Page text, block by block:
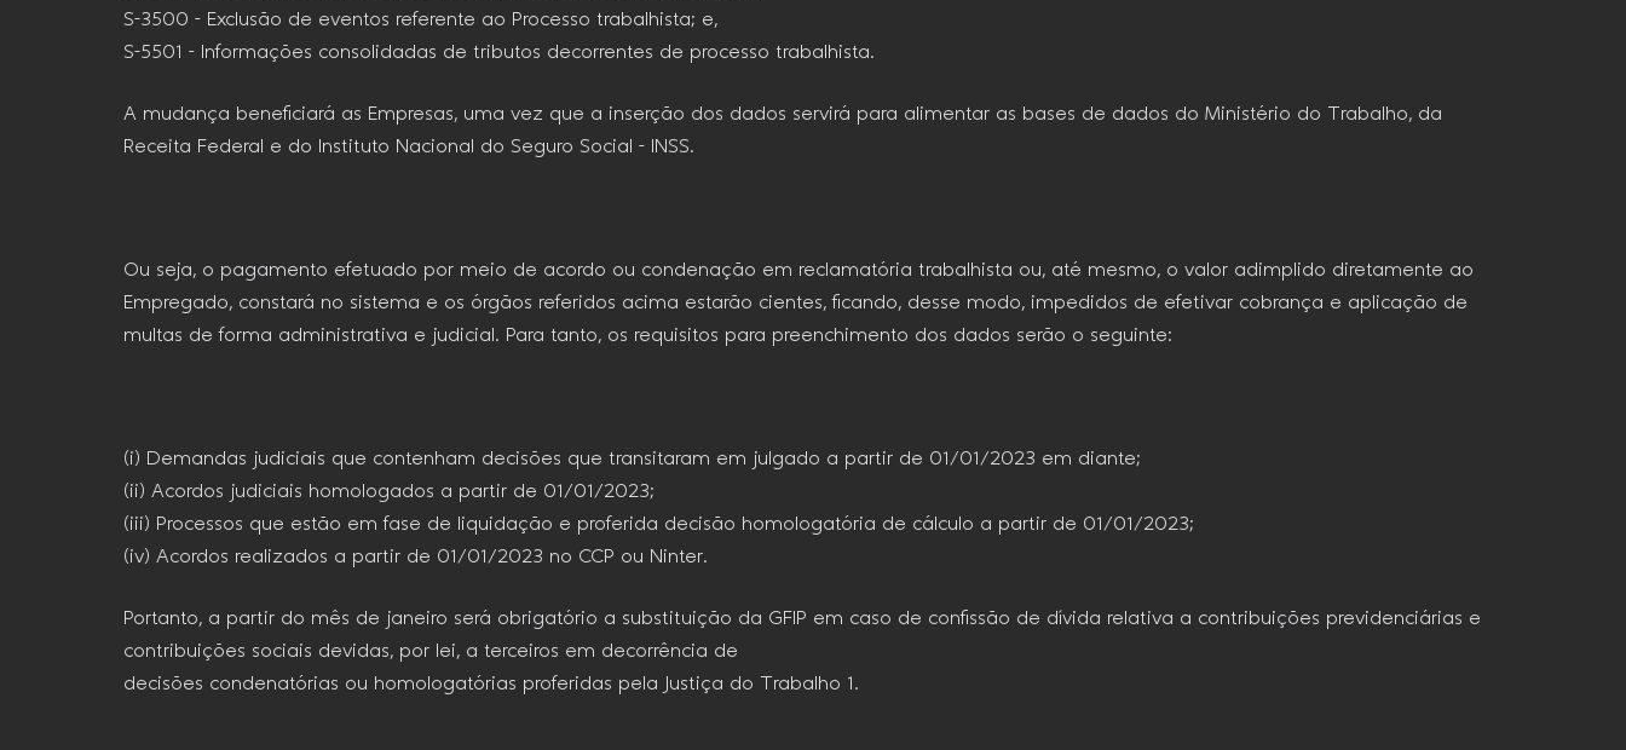
S-3500 – Exclusão de eventos referente ao Processo trabalhista; e,
S-5501 – Informações consolidadas de tributos decorrentes de processo trabalhista.
A mudança beneficiará as Empresas, uma vez que a inserção dos dados servirá para alimentar as bases de dados do Ministério do Trabalho, da
Receita Federal e do Instituto Nacional do Seguro Social – INSS.
Ou seja, o pagamento efetuado por meio de acordo ou condenação em reclamatória trabalhista ou, até mesmo, o valor adimplido diretamente ao
Empregado, constará no sistema e os órgãos referidos acima estarão cientes, ficando, desse modo, impedidos de efetivar cobrança e aplicação de
multas de forma administrativa e judicial. Para tanto, os requisitos para preenchimento dos dados serão o seguinte:
(i) Demandas judiciais que contenham decisões que transitaram em julgado a partir de 01/01/2023 em diante;
(ii) Acordos judiciais homologados a partir de 01/01/2023;
(iii) Processos que estão em fase de liquidação e proferida decisão homologatória de cálculo a partir de 01/01/2023;
(iv) Acordos realizados a partir de 01/01/2023 no CCP ou Ninter.
Portanto, a partir do mês de janeiro será obrigatório a substituição da GFIP em caso de confissão de dívida relativa a contribuições previdenciárias e
contribuições sociais devidas, por lei, a terceiros em decorrência de
decisões condenatórias ou homologatórias proferidas pela Justiça do Trabalho 1.